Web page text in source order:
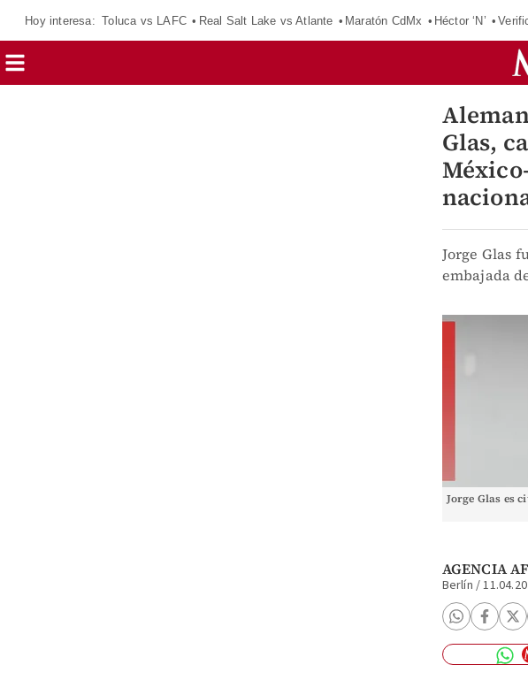
Hoy interesa: Toluca vs LAFC Real Salt Lake vs Atlante Maratón CdMx Héctor ‘N’
Glas,
Jorge Glas
embajada
Jorge Glas es
AGENCIA
Berlín /